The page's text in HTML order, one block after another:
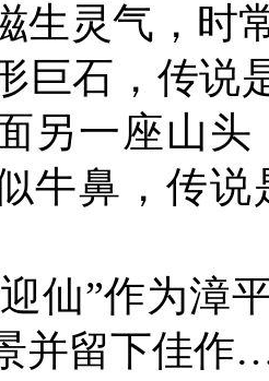
生灵气，时
巨石，传说
另一座山
牛鼻，传
仙”作为漳
并留下佳